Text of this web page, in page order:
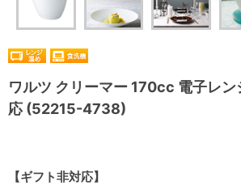
ワルツ クリーマー 170cc 電子レン
応 (52215-4738)
【ギフト非対応】